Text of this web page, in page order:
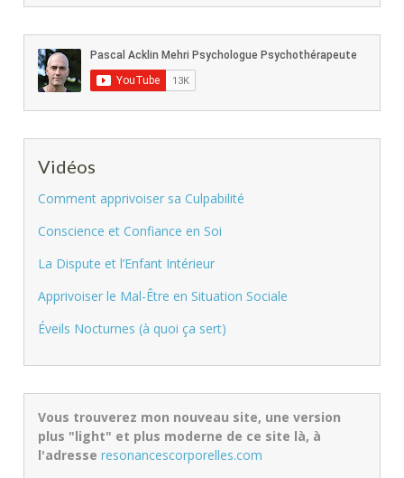
Vidéos
Comment apprivoiser sa Culpabilité
Conscience et Confiance en Soi
La Dispute et l’Enfant Intérieur
Apprivoiser le Mal-Être en Situation Sociale
Éveils Nocturnes (à quoi ça sert)
Vous trouverez mon nouveau site, une version
plus "light" et plus moderne de ce site là, à
l'adresse resonancescorporelles.com